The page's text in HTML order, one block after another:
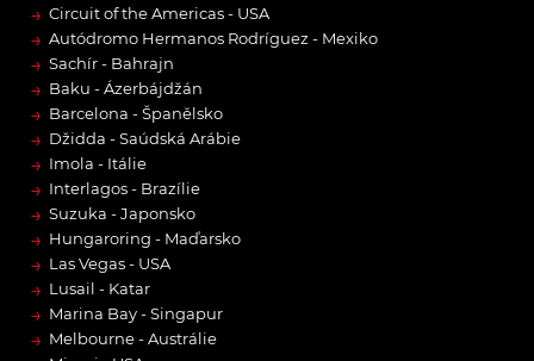
→ Circuit of the Americas - USA
→ Autódromo Hermanos Rodríguez - Mexiko
→ Sachír - Bahrajn
→ Baku - Ázerbájdžán
→ Barcelona - Španělsko
→ Džidda - Saúdská Arábie
→ Imola - Itálie
→ Interlagos - Brazílie
→ Suzuka - Japonsko
→ Hungaroring - Maďarsko
→ Las Vegas - USA
→ Lusail - Katar
→ Marina Bay - Singapur
→ Melbourne - Austrálie